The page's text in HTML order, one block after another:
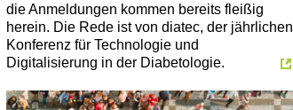
die Anmeldungen kommen bereits fleißig
herein. Die Rede ist von diatec, der jährlichen
Konferenz für Technologie und
Digitalisierung in der Diabetologie.